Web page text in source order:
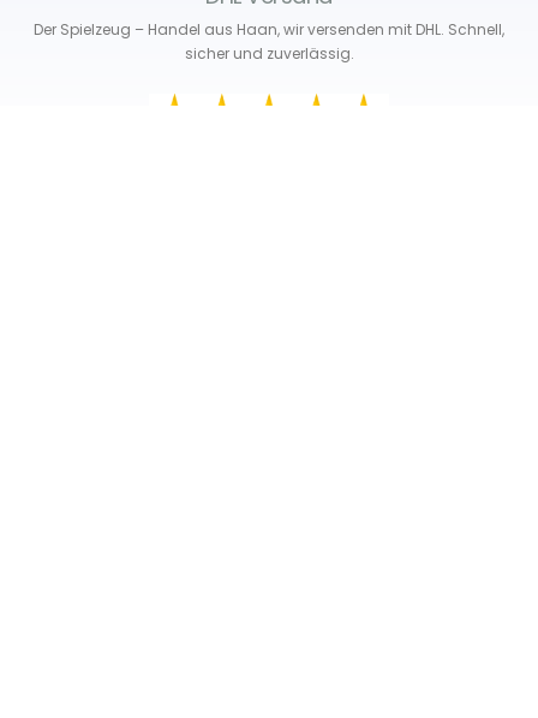
Der Spielzeug – Handel aus Haan, wir versenden mit DHL. Schnell,
sicher und zuverlässig.